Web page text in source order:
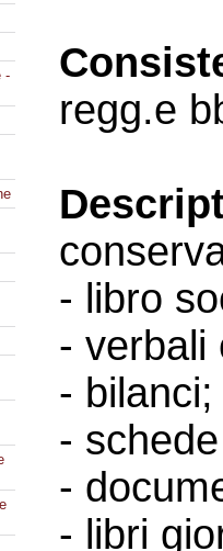
-
regg.e
- libro
- verbali
- bilanci;
-
-
- libri